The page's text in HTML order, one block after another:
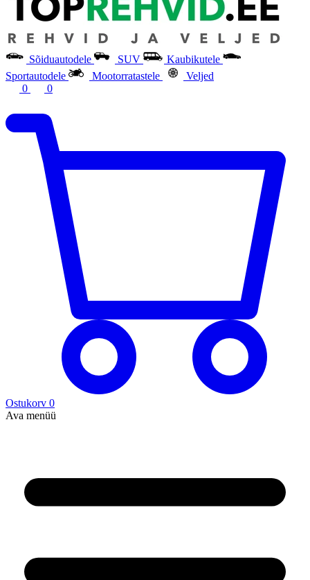
Sõiduautodele SUV
Kaubikutele
Sportautodele
Mootorratastele
Veljed
0
0
Ostukorv 0
Ava menüü